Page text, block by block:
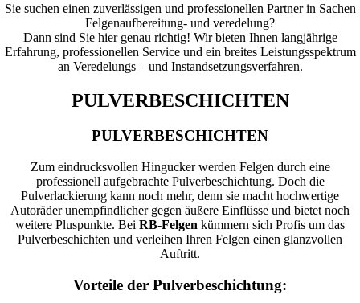
Sie suchen einen zuverlässigen und professionellen Partner in Sachen
Felgenaufbereitung- und veredelung?
Dann sind Sie hier genau richtig! Wir bieten Ihnen langjährige
Erfahrung, professionellen Service und ein breites Leistungsspektrum
an Veredelungs – und Instandsetzungsverfahren.
PULVERBESCHICHTEN
PULVERBESCHICHTEN
Zum eindrucksvollen Hingucker werden Felgen durch eine
professionell aufgebrachte Pulverbeschichtung. Doch die
Pulverlackierung kann noch mehr, denn sie macht hochwertige
Autoräder unempfindlicher gegen äußere Einflüsse und bietet noch
weitere Pluspunkte. Bei RB-Felgen kümmern sich Profis um das
Pulverbeschichten und verleihen Ihren Felgen einen glanzvollen
Auftritt.
Vorteile der Pulverbeschichtung: